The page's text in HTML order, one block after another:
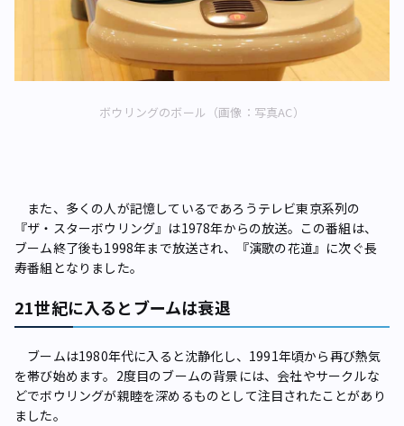
ボウリングのボール（画像：写真AC）
また、多くの人が記憶しているであろうテレビ東京系列の
『ザ・スターボウリング』は1978年からの放送。この番組は、
ブーム終了後も1998年まで放送され、『演歌の花道』に次ぐ長
寿番組となりました。
21世紀に入るとブームは衰退
ブームは1980年代に入ると沈静化し、1991年頃から再び熱気
を帯び始めます。2度目のブームの背景には、会社やサークルな
どでボウリングが親睦を深めるものとして注目されたことがあり
ました。